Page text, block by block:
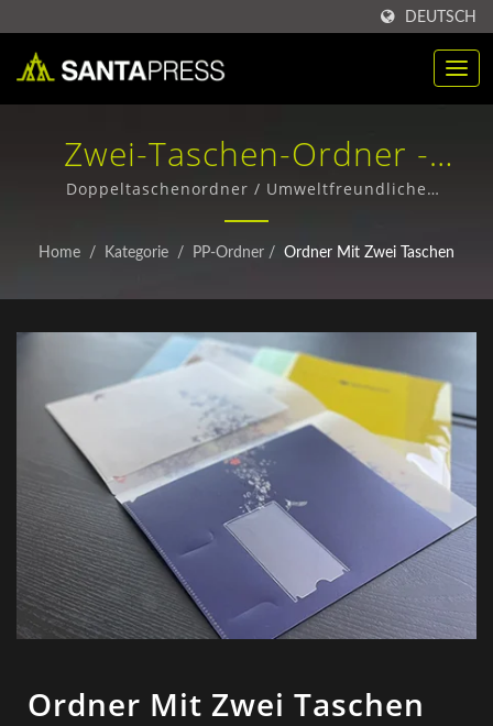
DEUTSCH
Zwei-Taschen-Ordner -
Hersteller Aus Taiwan /
Nachhaltige
Für Unternehmen | Santa
Press Co., Ltd.
Doppeltaschenordner / Umweltfreundliche
Papierverpackungsboxen - Individuelle Designs &
Großbestellungen
Home / Kategorie / PP-Ordner / Ordner Mit Zwei Taschen
Ordner Mit Zwei Taschen